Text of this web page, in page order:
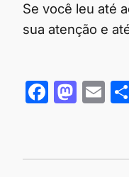
Se você leu até
sua atenção e
F
M E